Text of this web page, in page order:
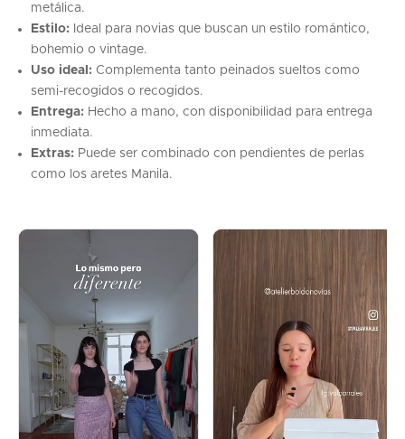
metálica.
Estilo: Ideal para novias que buscan un estilo romántico,
bohemio o vintage.
Uso ideal: Complementa tanto peinados sueltos como
semi-recogidos o recogidos.
Entrega: Hecho a mano, con disponibilidad para entrega
inmediata.
Extras: Puede ser combinado con pendientes de perlas
como los aretes Manila.